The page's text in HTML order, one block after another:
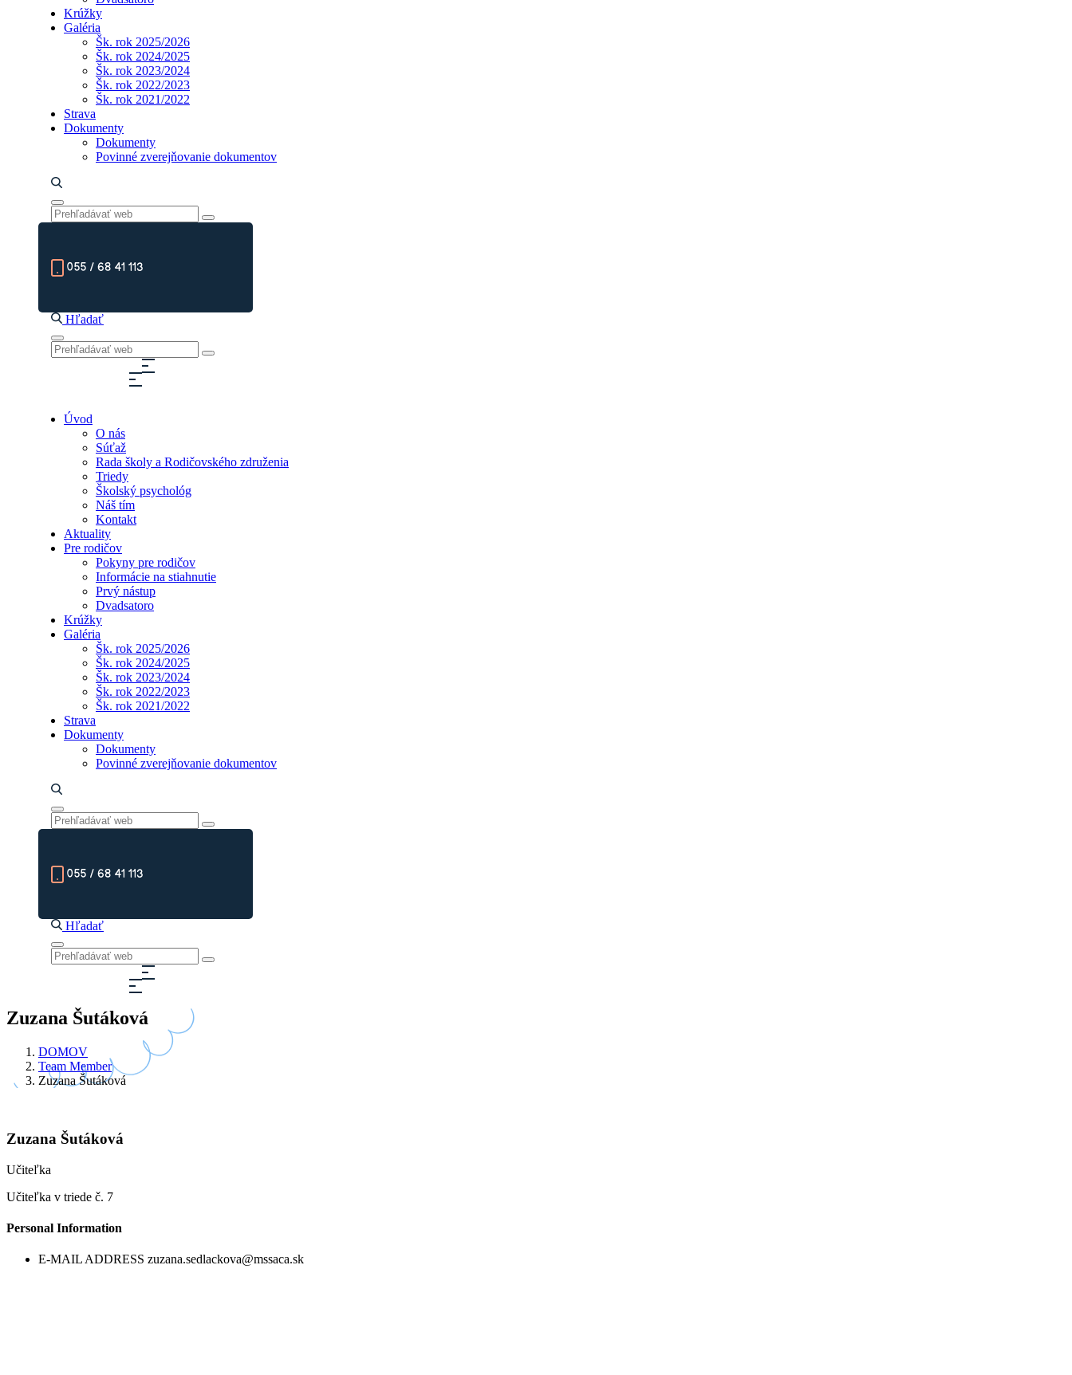
Krúžky
Galéria
Šk. rok 2025/2026
Šk. rok 2024/2025
Šk. rok 2023/2024
Šk. rok 2022/2023
Šk. rok 2021/2022
Strava
Dokumenty
Dokumenty
Povinné zverejňovanie dokumentov
055 / 68 41 113
Hľadať
Úvod
O nás
Súťaž
Rada školy a Rodičovského združenia
Triedy
Školský psychológ
Náš tím
Kontakt
Aktuality
Pre rodičov
Pokyny pre rodičov
Informácie na stiahnutie
Prvý nástup
Dvadsatoro
Krúžky
Galéria
Šk. rok 2025/2026
Šk. rok 2024/2025
Šk. rok 2023/2024
Šk. rok 2022/2023
Šk. rok 2021/2022
Strava
Dokumenty
Dokumenty
Povinné zverejňovanie dokumentov
055 / 68 41 113
Hľadať
Zuzana Šutáková
DOMOV
Team Member
Zuzana Šutáková
Zuzana Šutáková
Učiteľka
Učiteľka v triede č. 7
Personal Information
E-MAIL ADDRESS zuzana.sedlackova@mssaca.sk